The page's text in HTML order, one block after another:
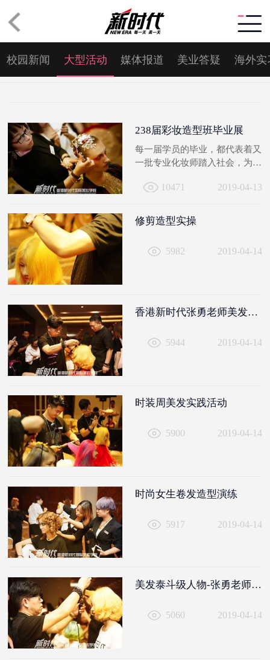
校园新闻 大型活动 媒体报道 美业答疑 海外实
238届彩妆造型班毕业展
每一届学员的毕业，都代表着又
一批专业化妆师踏入社会，为梦
10471
2019-04-13
修剪造型实操
5982 2019-04-14
香港新时代张勇老师美发造型花絮
5944 2019-04-14
时装周美发实践活动
5900 2019-04-14
时尚女生卷发造型演练
5917 2019-04-14
美发泰斗级人物-张勇老师授课
5060 2019-04-14